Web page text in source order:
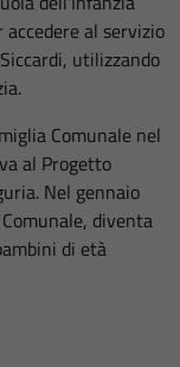
al servizio
utilizzando
Comunale nel
al Progetto
Nel gennaio
diventa
di età